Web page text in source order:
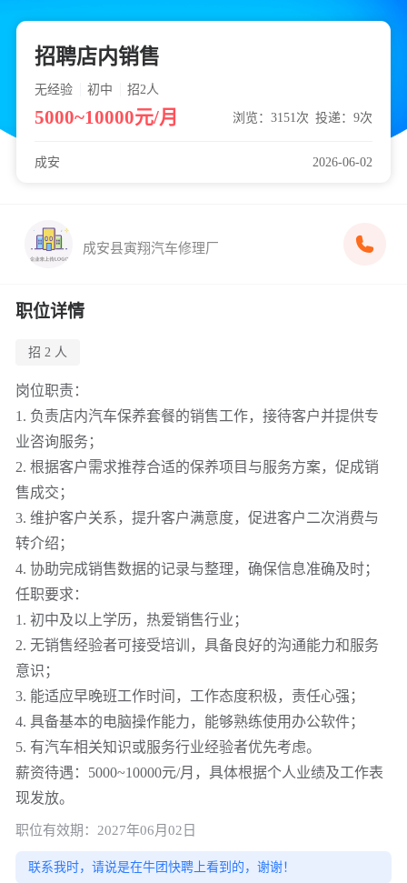
招聘店内销售
无经验 初中 招2人
5000~10000元/月 浏览：3151次 投递：9次
成安 2026-06-02
成安县寅翔汽车修理厂
职位详情
招 2 人
岗位职责：
1. 负责店内汽车保养套餐的销售工作，接待客户并提供专
业咨询服务；
2. 根据客户需求推荐合适的保养项目与服务方案，促成销
售成交；
3. 维护客户关系，提升客户满意度，促进客户二次消费与
转介绍；
4. 协助完成销售数据的记录与整理，确保信息准确及时；
任职要求：
1. 初中及以上学历，热爱销售行业；
2. 无销售经验者可接受培训，具备良好的沟通能力和服务
意识；
3. 能适应早晚班工作时间，工作态度积极，责任心强；
4. 具备基本的电脑操作能力，能够熟练使用办公软件；
5. 有汽车相关知识或服务行业经验者优先考虑。
薪资待遇：5000~10000元/月，具体根据个人业绩及工作表
现发放。
职位有效期：2027年06月02日
联系我时，请说是在牛团快聘上看到的，谢谢！